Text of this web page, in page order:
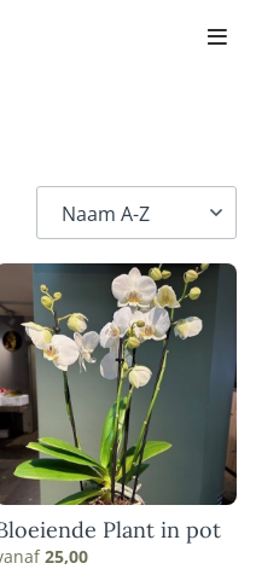
Plant in pot
25,00